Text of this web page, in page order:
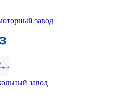
завод
завод